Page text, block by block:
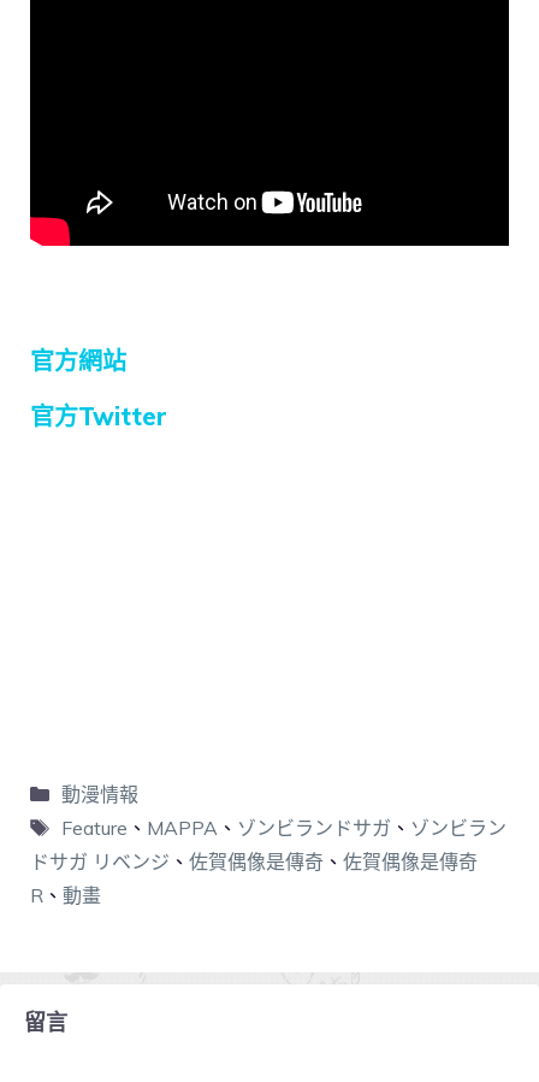
官方網站
官方Twitter
動漫情報
Feature 、 MAPPA、 ゾンビランドサガ 、 ゾンビラン
ドサガ リベンジ 、 佐賀偶像是傳奇 、 佐賀偶像是傳奇
R 、 動畫
留言